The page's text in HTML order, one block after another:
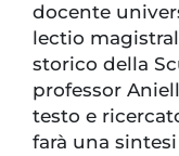
docente
lectio
storico della
professor
testo e
farà una